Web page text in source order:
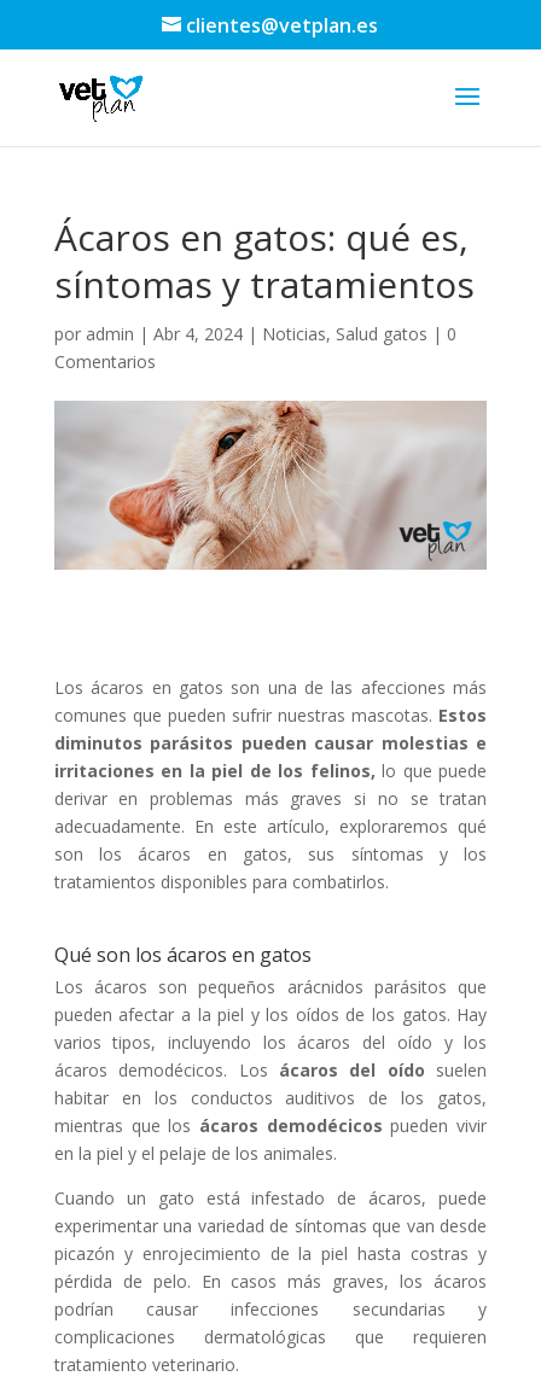
clientes@vetplan.es
Ácaros en gatos: qué es,
síntomas y tratamientos
por admin | Abr 4, 2024| Noticias, Salud gatos | 0
Comentarios
Los ácaros en gatos son una de las afecciones más
comunes que pueden sufrir nuestras mascotas. Estos
diminutos parásitos pueden causar molestias e
irritaciones en la piel de los felinos, lo que puede
derivar en problemas más graves si no se tratan
adecuadamente. En este artículo, exploraremos qué
son los ácaros en gatos, sus síntomas y los
tratamientos disponibles para combatirlos.
Qué son los ácaros en gatos
Los ácaros son pequeños arácnidos parásitos que
pueden afectar a la piel y los oídos de los gatos. Hay
varios tipos, incluyendo los ácaros del oído y los
ácaros demodécicos. Los ácaros del oído suelen
habitar en los conductos auditivos de los gatos,
mientras que los ácaros demodécicos pueden vivir
en la piel y el pelaje de los animales.
Cuando un gato está infestado de ácaros, puede
experimentar una variedad de síntomas que van desde
picazón y enrojecimiento de la piel hasta costras y
pérdida de pelo. En casos más graves, los ácaros
podrían causar infecciones secundarias y
complicaciones dermatológicas que requieren
tratamiento veterinario.